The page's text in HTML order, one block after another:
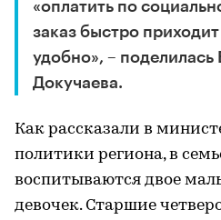
«оплатить по
заказ быстро
удобно», – поделилась
Докучаева.
Как рассказали в
политики региона, в
воспитываются двое
девочек. Старшие